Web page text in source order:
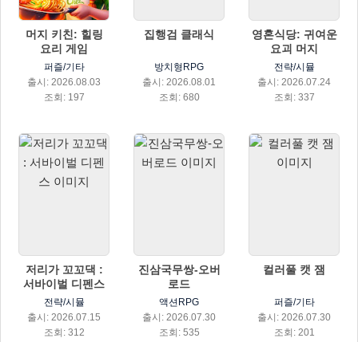
머지 키친: 힐링
요리 게임
퍼즐/기타
출시: 2026.08.03
조회: 197
집행검 클래식
방치형RPG
출시: 2026.08.01
조회: 680
영혼식당: 귀여운
요괴 머지
전략/시뮬
출시: 2026.07.24
조회: 337
저리가 꼬꼬댁 :
서바이벌 디펜스
전략/시뮬
출시: 2026.07.15
조회: 312
진삼국무쌍-오버
로드
액션RPG
출시: 2026.07.30
조회: 535
컬러풀 캣 잼
퍼즐/기타
출시: 2026.07.30
조회: 201